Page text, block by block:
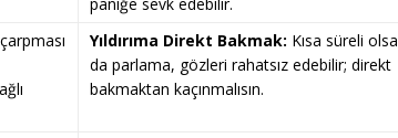
çarpması
Yıldırıma Direkt Bakmak: Kısa süreli olsa
da parlama, gözleri rahatsız edebilir; direkt
bakmaktan kaçınmalısın.